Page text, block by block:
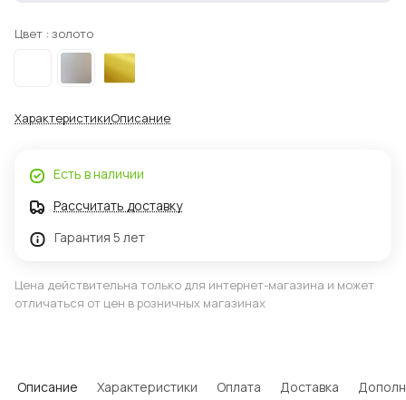
Цвет : золото
ХарактеристикиОписание
Есть в наличии
Рассчитать доставку
Гарантия 5 лет
Цена действительна только для интернет-магазина и может
отличаться от цен в розничных магазинах
Описание Характеристики Оплата Доставка